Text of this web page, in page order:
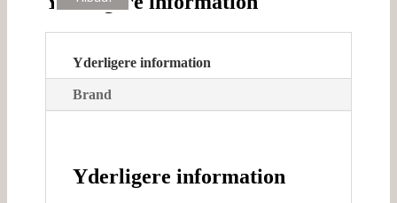
Yderligere information
Brand
Yderligere information